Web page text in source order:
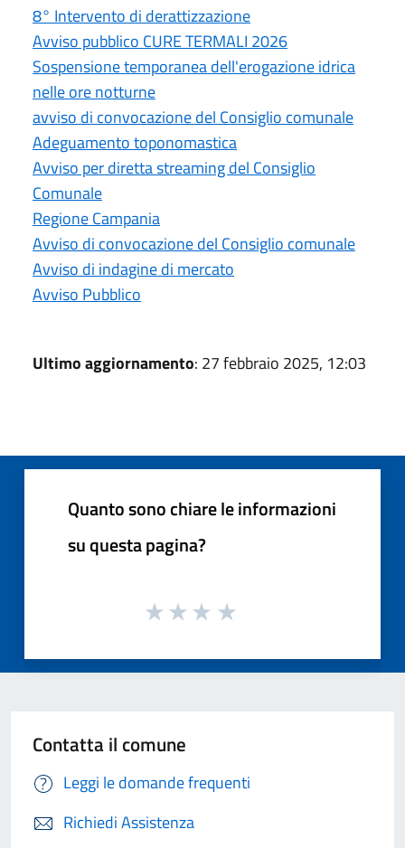
8° Intervento di derattizzazione
Avviso pubblico CURE TERMALI 2026
Sospensione temporanea dell'erogazione idrica
nelle ore notturne
avviso di convocazione del Consiglio comunale
Adeguamento toponomastica
Avviso per diretta streaming del Consiglio
Comunale
Regione Campania
Avviso di convocazione del Consiglio comunale
Avviso di indagine di mercato
Avviso Pubblico
Ultimo aggiornamento: 27 febbraio 2025, 12:03
Quanto sono chiare le informazioni
su questa pagina?
Contatta il comune
Leggi le domande frequenti
Richiedi Assistenza